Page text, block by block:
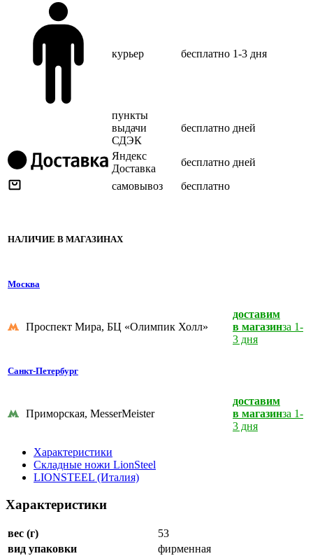
курьер бесплатно 1-3 дня
пункты
выдачи
СДЭК
бесплатно дней
Яндекс
Доставка
бесплатно дней
самовывоз
бесплатно
НАЛИЧИЕ В МАГАЗИНАХ
Москва
Проспект Мира, БЦ «Олимпик Холл»
доставим
в магазинза 1-
3 дня
Санкт-Петербург
Приморская, MesserMeister
доставим
в магазинза 1-
3 дня
Характеристики
Складные ножи LionSteel
LIONSTEEL (Италия)
Характеристики
вес (г)
53
вид упаковки
фирменная